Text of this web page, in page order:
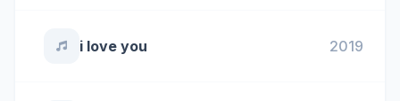
i love you 2019